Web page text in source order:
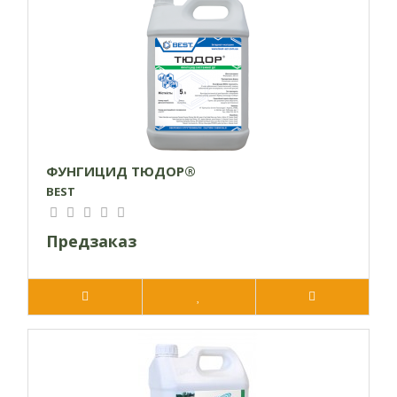
можно использовать в комбинации с другими
агрохимикатами;
экономный расход;
оправдывает финансовые вложения отличным
Механизм действия фунгицида
Дезарал
Препарат оказывает системное влияние. Дезарал
любой фазе роста. Сразу после опрыскивания агрохимикат
или почвы.
Совместимость
Можно использовать в комбинации со всеми видами
агрохимикатов кроме щелочных, но прежде чем смешать
ФУНГИЦИД ТЮДОР®
BEST
Предзаказ